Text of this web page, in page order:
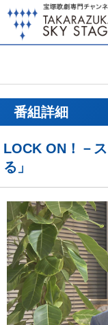
番組詳細
LOCK ON！－
る」